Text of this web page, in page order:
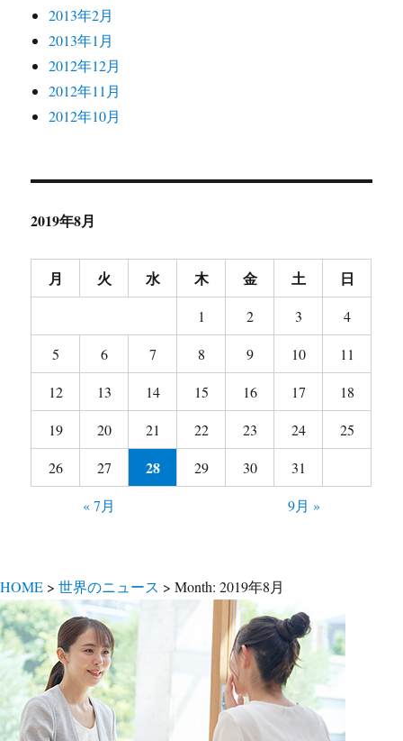
2013年2月
2013年1月
2012年12月
2012年11月
2012年10月
2019年8月
月 火 水 木 金 土 日
1 2 3
4
5
6 7 8 9 10
11
12
13 14 15 16 17
18
19
20 21 22 23 24
25
26
27 28 29 30
31
« 7月
9月 »
HOME > 世界のニュース > Month: 2019年8月